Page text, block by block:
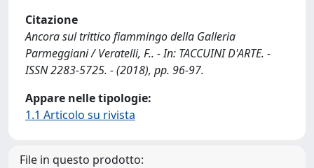
Citazione
Ancora sul trittico fiammingo della Galleria
Parmeggiani / Veratelli, F.. - In: TACCUINI D'ARTE. -
ISSN 2283-5725. - (2018), pp. 96-97.
Appare nelle tipologie:
1.1 Articolo su rivista
File in questo prodotto: